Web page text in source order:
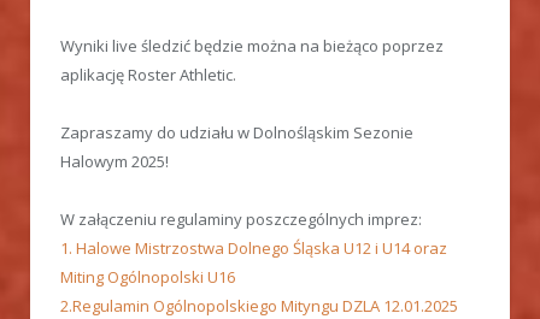
Wyniki live śledzić będzie można na bieżąco poprzez
aplikację Roster Athletic.
Zapraszamy do udziału w Dolnośląskim Sezonie
Halowym 2025!
W załączeniu regulaminy poszczególnych imprez:
1. Halowe Mistrzostwa Dolnego Śląska U12 i U14 oraz
Miting Ogólnopolski U16
2.Regulamin Ogólnopolskiego Mityngu DZLA 12.01.2025